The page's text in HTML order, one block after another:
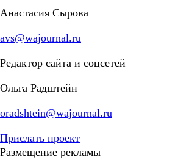
Анастасия Сырова
avs@wajournal.ru
Редактор сайта и соцсетей
Ольга Радштейн
oradshtein@wajournal.ru
Прислать проект
Размещение рекламы